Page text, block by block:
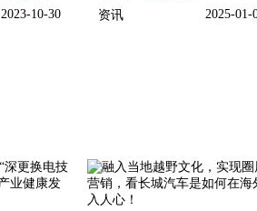
2023-10-30
资讯
2025-